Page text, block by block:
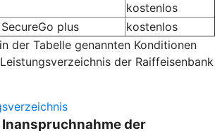
kostenlos
plus
kostenlos
der Tabelle genannten Konditionen
der Raiffeisenbank
der